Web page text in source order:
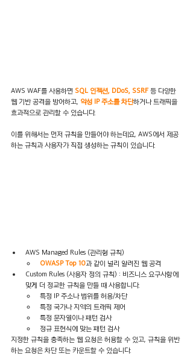
AWS WAF를 사용하면 SQL 인젝션, DDoS, SSRF 등 다양한
웹 기반 공격을 방어하고, 악성 IP 주소를 차단하거나 트래픽을
효과적으로 관리할 수 있습니다.
이를 위해서는 먼저 규칙을 만들어야 하는데요, AWS에서 제공
하는 규칙과 사용자가 직접 생성하는 규칙이 있습니다.
AWS Managed Rules (관리형 규칙)
OWASP Top 10과 같이 널리 알려진 웹 공격
Custom Rules (사용자 정의 규칙) : 비즈니스 요구사항에
맞게 더 정교한 규칙을 만들 때 사용합니다.
특정 IP 주소나 범위를 허용/차단
특정 국가나 지역의 트래픽 제어
특정 문자열이나 패턴 검사
정규 표현식에 맞는 패턴 검사
지정한 규칙을 충족하는 웹 요청은 허용할 수 있고, 규칙을 위반
하는 요청은 차단 또는 카운트할 수 있습니다.